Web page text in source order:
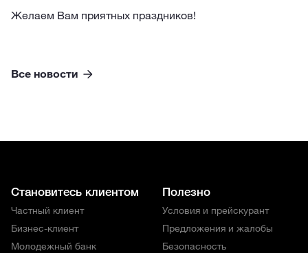
Желаем Вам приятных праздников!
Все новости
Становитесь клиентом
Частный клиент
Бизнес-клиент
Молодежный банк
Полезно
Условия и прейскурант
Предложения и жалобы
Безопасность